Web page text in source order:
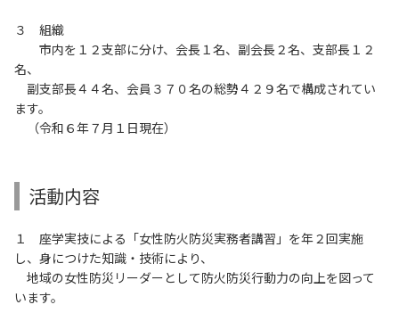
３ 組織
市内を１２支部に分け、会長１名、副会長２名、支部長１２
名、
副支部長４４名、会員３７０名の総勢４２９名で構成されてい
ます。
（令和６年７月１日現在）
活動内容
１ 座学実技による「女性防火防災実務者講習」を年２回実施
し、身につけた知識・技術により、
地域の女性防災リーダーとして防火防災行動力の向上を図って
います。